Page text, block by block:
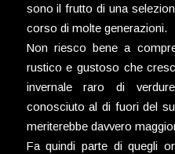
sono il frutto di una
corso di molte generazioni.
Non riesco bene a
rustico e gustoso che
invernale raro di
conosciuto al di fuori del
meriterebbe davvero
Fa quindi parte di quegli